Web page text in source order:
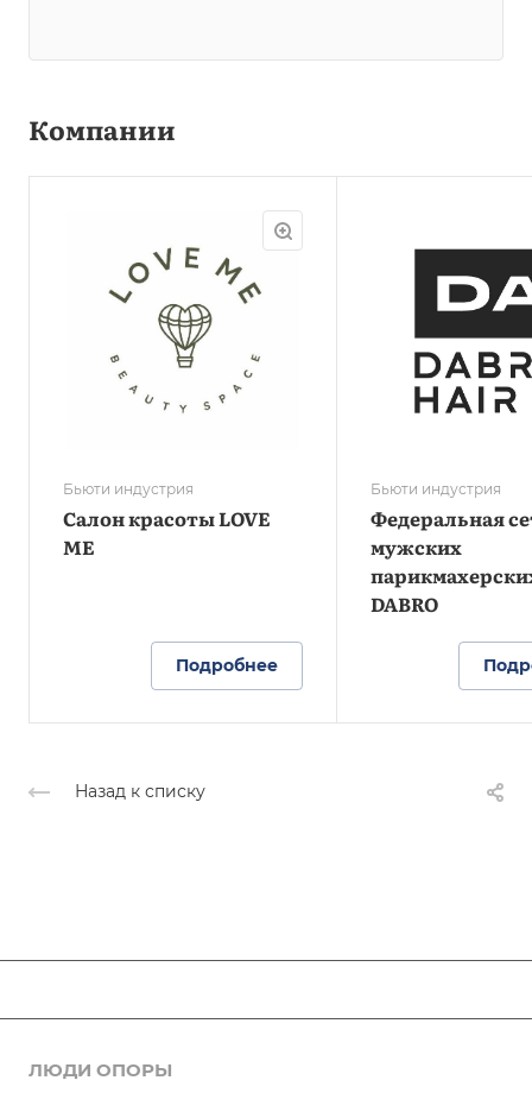
Компании
Бьюти индустрия
Салон красоты LOVE
ME
Подробнее
Бьюти индустрия
Федеральная
мужских
DABRO
Назад к списку
ЛЮДИ ОПОРЫ